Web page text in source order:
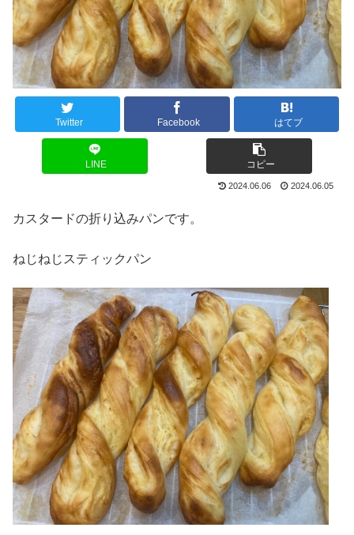
Twitter Facebook はてブ
LINE コピー
2024.06.06 2024.06.05
カスタードの折り込みパンです。
ねじねじスティックパン